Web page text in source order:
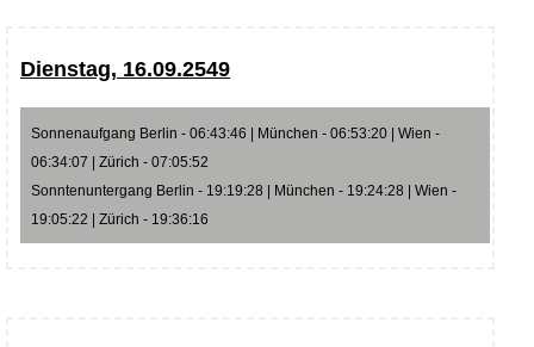
Dienstag, 16.09.2549
Sonnenaufgang Berlin - 06:43:46 | München - 06:53:20 | Wien -
06:34:07 | Zürich - 07:05:52
Sonntenuntergang Berlin - 19:19:28 | München - 19:24:28 | Wien -
19:05:22 | Zürich - 19:36:16